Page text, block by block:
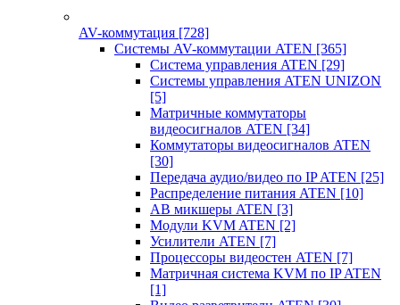
AV-коммутация [728]
Системы AV-коммутации ATEN [365]
Система управления ATEN [29]
Системы управления ATEN UNIZON
[5]
Матричные коммутаторы
видеосигналов ATEN [34]
Коммутаторы видеосигналов ATEN
[30]
Передача аудио/видео по IP ATEN [25]
Распределение питания ATEN [10]
АВ микшеры ATEN [3]
Модули KVM ATEN [2]
Усилители ATEN [7]
Процессоры видеостен ATEN [7]
Матричная система KVM по IP ATEN
[1]